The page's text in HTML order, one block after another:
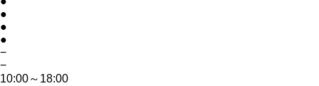
●
●
●
−
−
10:00～18:00